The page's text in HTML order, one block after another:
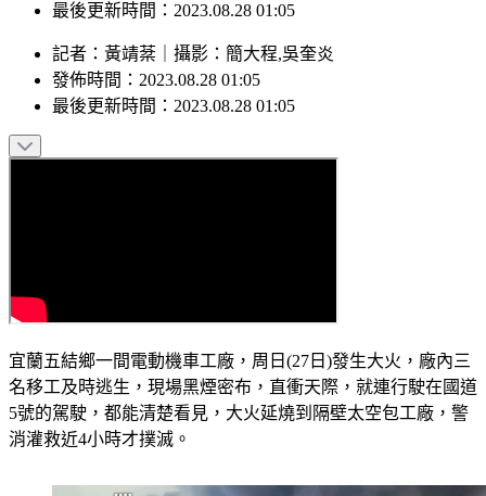
最後更新時間：2023.08.28 01:05
記者 ： 黃靖棻 攝影 ： 簡大程,吳奎炎
發佈時間： 2023.08.28 01:05
最後更新時間： 2023.08.28 01:05
宜蘭五結鄉一間電動機車工廠，周日(27日)發生大火，廠內三
名移工及時逃生，現場黑煙密布，直衝天際，就連行駛在國道
5號的駕駛，都能清楚看見，大火延燒到隔壁太空包工廠，警
消灌救近4小時才撲滅。